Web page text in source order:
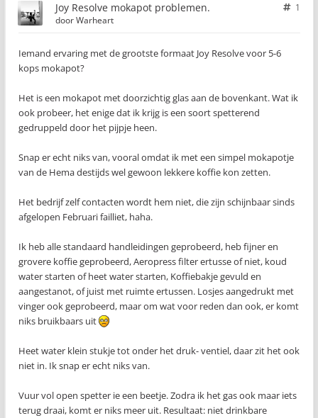
Joy Resolve mokapot problemen.
1
doorWarheart
Iemand ervaring met de grootste formaat Joy Resolve voor 5-6
kops mokapot?
Het is een mokapot met doorzichtig glas aan de bovenkant. Wat ik
ook probeer, het enige dat ik krijg is een soort spetterend
gedruppeld door het pijpje heen.
Snap er echt niks van, vooral omdat ik met een simpel mokapotje
van de Hema destijds wel gewoon lekkere koffie kon zetten.
Het bedrijf zelf contacten wordt hem niet, die zijn schijnbaar sinds
afgelopen Februari failliet, haha.
Ik heb alle standaard handleidingen geprobeerd, heb fijner en
grovere koffie geprobeerd, Aeropress filter ertusse of niet, koud
water starten of heet water starten, Koffiebakje gevuld en
aangestanot, of juist met ruimte ertussen. Losjes aangedrukt met
vinger ook geprobeerd, maar om wat voor reden dan ook, er komt
niks bruikbaars uit
Heet water klein stukje tot onder het druk- ventiel, daar zit het ook
niet in. Ik snap er echt niks van.
Vuur vol open spetter ie een beetje. Zodra ik het gas ook maar iets
terug draai, komt er niks meer uit. Resultaat: niet drinkbare